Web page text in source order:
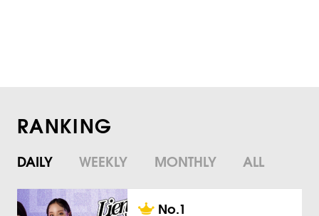
RANKING
DAILY WEEKLY MONTHLY ALL